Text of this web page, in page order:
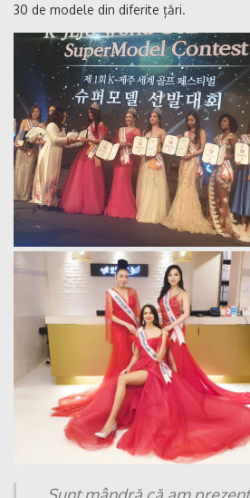
30 de modele din diferite țări.